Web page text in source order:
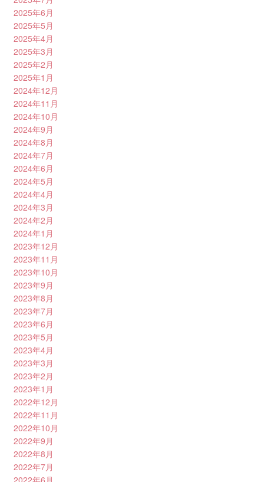
2025年6月
2025年5月
2025年4月
2025年3月
2025年2月
2025年1月
2024年12月
2024年11月
2024年10月
2024年9月
2024年8月
2024年7月
2024年6月
2024年5月
2024年4月
2024年3月
2024年2月
2024年1月
2023年12月
2023年11月
2023年10月
2023年9月
2023年8月
2023年7月
2023年6月
2023年5月
2023年4月
2023年3月
2023年2月
2023年1月
2022年12月
2022年11月
2022年10月
2022年9月
2022年8月
2022年7月